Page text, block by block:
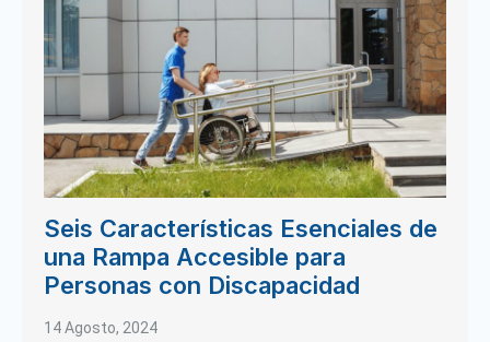
Seis Características Esenciales de
una Rampa Accesible para
Personas con Discapacidad
14 Agosto, 2024